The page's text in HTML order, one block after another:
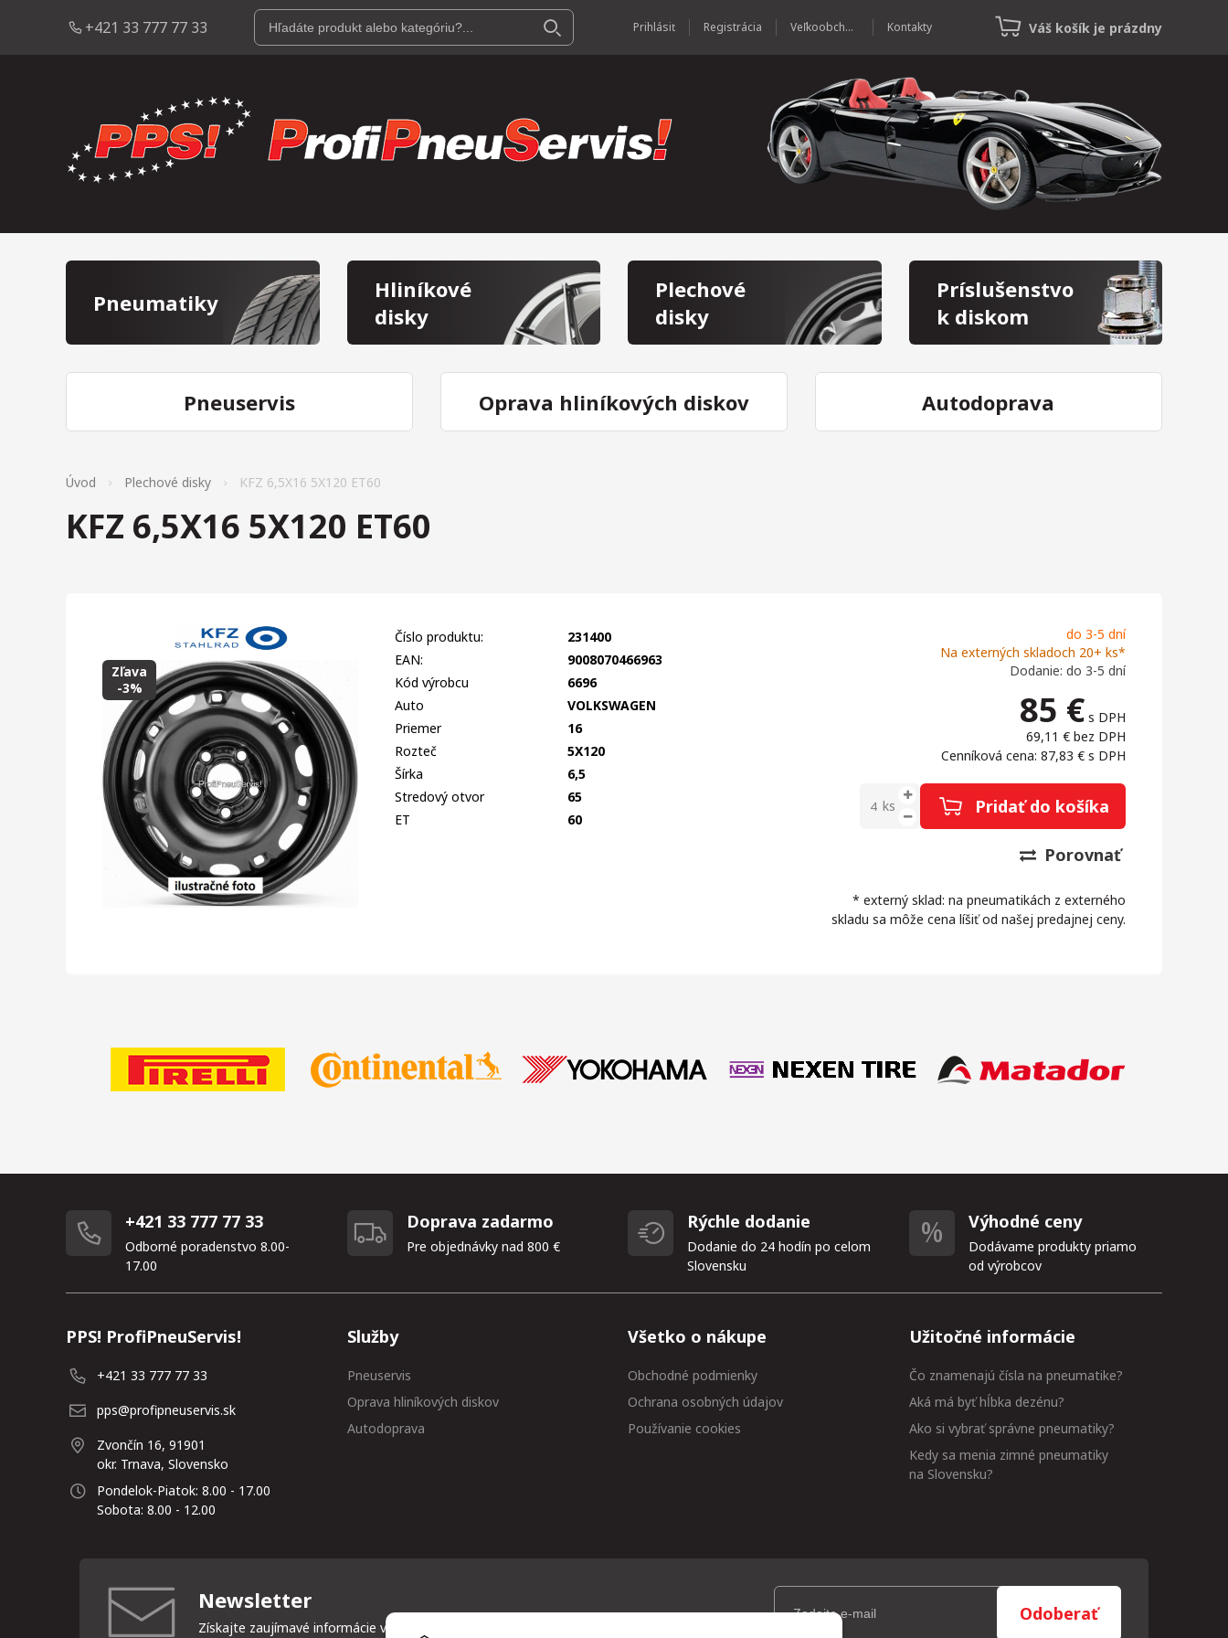
+421 33 777 77 33 Prihlásiť Registrácia Veľkoobchod Kontakty Váš košík je prázdny
Pneumatiky
Hliníkové
disky
Plechové
disky
Príslušenstvo
k diskom
Pneuservis Oprava hliníkových diskov Autodoprava
Úvod Plechové disky KFZ 6,5X16 5X120 ET60
KFZ 6,5X16 5X120 ET60
Zľava
-3%
do 3-5 dní
Na externých skladoch 20+ ks*
Dodanie: do 3-5 dní
85 € s DPH
69,11 € bez DPH
Cenníková cena: 87,83 € s DPH
ks Pridať do košíka
Porovnať
* externý sklad: na pneumatikách z externého
skladu sa môže cena líšiť od našej predajnej ceny.
Číslo produktu:
231400
EAN:
9008070466963
Kód výrobcu
6696
Auto
VOLKSWAGEN
Priemer
16
Rozteč
5X120
Šírka
6,5
Stredový otvor
65
ET
60
+421 33 777 77 33
Odborné poradenstvo 8.00-
17.00
Doprava zadarmo
Pre objednávky nad 800 €
Rýchle dodanie
Dodanie do 24 hodín po celom
Slovensku
Výhodné ceny
Dodávame produkty priamo
od výrobcov
PPS! ProfiPneuServis!
+421 33 777 77 33
pps@profipneuservis.sk
Zvončín 16, 91901
okr. Trnava, Slovensko
Pondelok-Piatok: 8.00 - 17.00
Sobota: 8.00 - 12.00
Služby
Pneuservis
Oprava hliníkových diskov
Autodoprava
Všetko o nákupe
Obchodné podmienky
Ochrana osobných údajov
Používanie cookies
Užitočné informácie
Čo znamenajú čísla na pneumatike?
Aká má byť hĺbka dezénu?
Ako si vybrať správne pneumatiky?
Kedy sa menia zimné pneumatiky
na Slovensku?
Newsletter
Získajte zaujímavé informácie vždy medzi prvými
Odoberať